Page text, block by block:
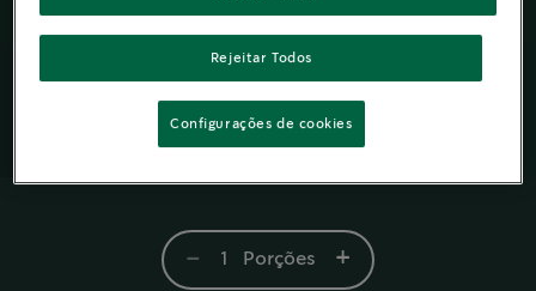
- 1 Porções +
Rejeitar Todos
Configurações de cookies